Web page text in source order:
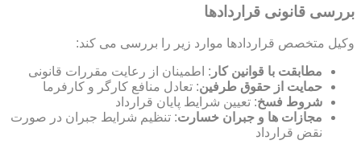
بررسی قانونی قراردادها
وکیل متخصص قراردادها موارد زیر را بررسی می کند:
مطابقت با قوانین کار : اطمینان از رعایت مقررات قانونی
حمایت از حقوق طرفین: تعادل منافع کارگر و کارفرما
شروط فسخ: تعیین شرایط پایان قرارداد
مجازات ها و جبران خسارت: تنظیم شرایط جبران در صورت
نقض قرارداد